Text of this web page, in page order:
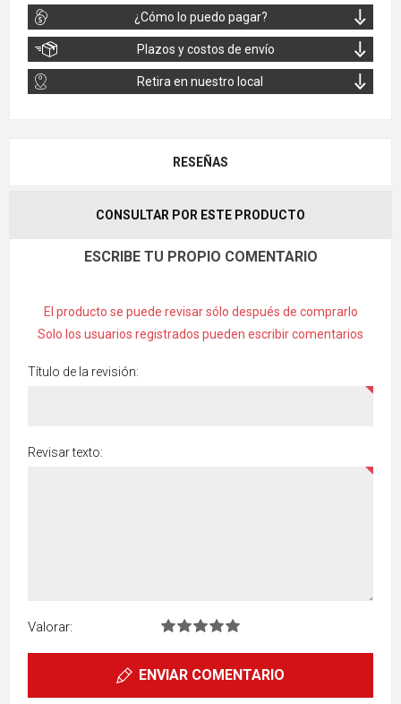
¿Cómo lo puedo pagar?
Plazos y costos de envío
Retira en nuestro local
RESEÑAS
CONSULTAR POR ESTE PRODUCTO
ESCRIBE TU PROPIO COMENTARIO
El producto se puede revisar sólo después de comprarlo
Solo los usuarios registrados pueden escribir comentarios
Título de la revisión:
Revisar texto:
Valorar:
ENVIAR COMENTARIO